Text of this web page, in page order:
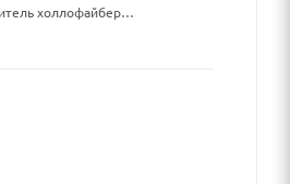
холлофайбер